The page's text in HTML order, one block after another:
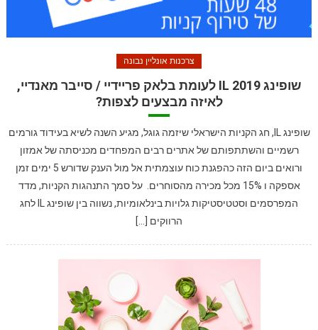
צרכנות אונליין נבונה
שופינג IL 2019 לעומת בלאק פריידיי / סייבר מאנדיי,
לאיזה מבצעים לצפות?
שופינג IL, חג הקניות הישראלי שיזמה גוגל, מגיע השנה לשיא בעידוד גורמים
רשמיים והשתתפותם של אתרים רבים המפחדים מכניסתה של אמזון
ורואים ביום הזה כהפגנת כוח עוצמתית אל מול הענק שדורש 5 ימים זמן
אספקה ו 15% מכל מכירה מהסוחרים. על סמך התנהגות הקניות, מדד
המפרסמים וסטטיסטיקות גלויות בינלאומיות, נשווה בין שופינג IL לחג
הרווקים […]